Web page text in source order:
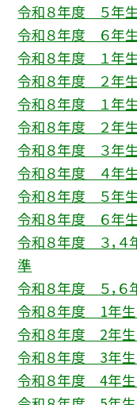
令和８年度 ５
令和８年度 ６
令和８年度 １
令和８年度 ２
令和８年度 １
令和８年度 ２
令和８年度 ３
令和８年度 ４
令和８年度 ５
令和８年度 ６
令和８年度 ３，
準
令和８年度 ５，６
令和８年度 1年
令和８年度 2年
令和８年度 3年
令和８年度 4年